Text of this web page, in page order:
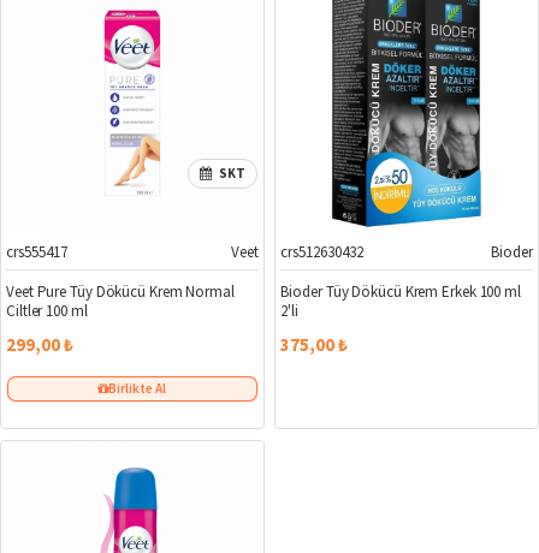
SKT
crs555417
Veet
Veet Pure Tüy Dökücü Krem Normal
Ciltler 100 ml
299,00 ₺
Birlikte Al
crs512630432
Bioder
Bioder Tüy Dökücü Krem Erkek 100 ml
2'li
375,00 ₺